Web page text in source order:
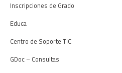
Inscripciones de Grado
Educa
Centro de Soporte TIC
GDoc – Consultas